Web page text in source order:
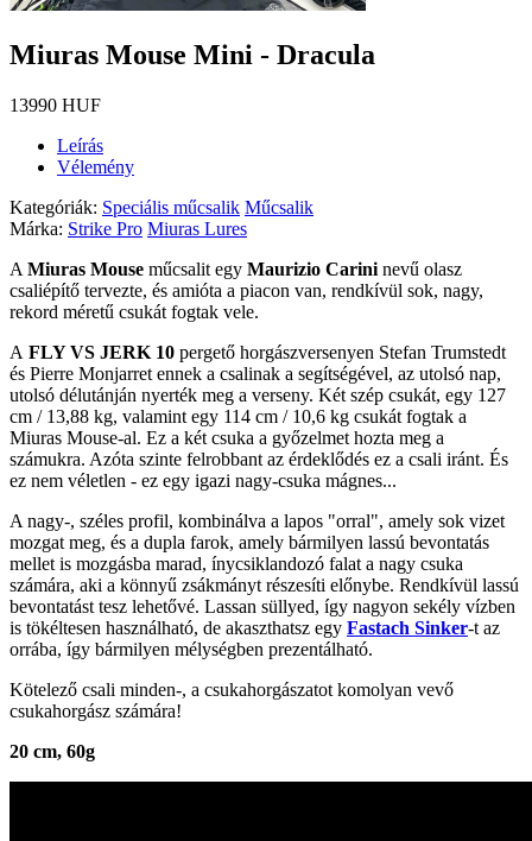
Miuras Mouse Mini - Dracula
13990 HUF
Leírás
Vélemény
Kategóriák: Speciális műcsalik Műcsalik
Márka: Strike Pro Miuras Lures
A Miuras Mouse műcsalit egy Maurizio Carini nevű olasz
csaliépítő tervezte, és amióta a piacon van, rendkívül sok, nagy,
rekord méretű csukát fogtak vele.
A FLY VS JERK 10 pergető horgászversenyen Stefan Trumstedt
és Pierre Monjarret ennek a csalinak a segítségével, az utolsó nap,
utolsó délutánján nyerték meg a verseny. Két szép csukát, egy 127
cm / 13,88 kg, valamint egy 114 cm / 10,6 kg csukát fogtak a
Miuras Mouse-al. Ez a két csuka a győzelmet hozta meg a
számukra. Azóta szinte felrobbant az érdeklődés ez a csali iránt. És
ez nem véletlen - ez egy igazi nagy-csuka mágnes...
A nagy-, széles profil, kombinálva a lapos "orral", amely sok vizet
mozgat meg, és a dupla farok, amely bármilyen lassú bevontatás
mellet is mozgásba marad, ínycsiklandozó falat a nagy csuka
számára, aki a könnyű zsákmányt részesíti előnybe. Rendkívül lassú
bevontatást tesz lehetővé. Lassan süllyed, így nagyon sekély vízben
is tökéltesen használható, de akaszthatsz egy Fastach Sinker-t az
orrába, így bármilyen mélységben prezentálható.
Kötelező csali minden-, a csukahorgászatot komolyan vevő
csukahorgász számára!
20 cm, 60g